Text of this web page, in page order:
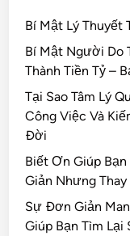
Bí Mật Lý Thuyết
Bí Mật Người Do
Thành Tiền Tỷ –
Tại Sao Tâm Lý
Công Việc Và
Đời
Biết Ơn Giúp
Giản Nhưng Thay
Sự Đơn Giản
Giúp Bạn Tìm Lại